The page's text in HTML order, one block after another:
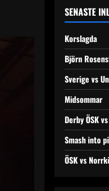
SENASTE
Korslagda
Björn
Sverige vs
Midsommar
Derby ÖSK
Smash into
ÖSK vs